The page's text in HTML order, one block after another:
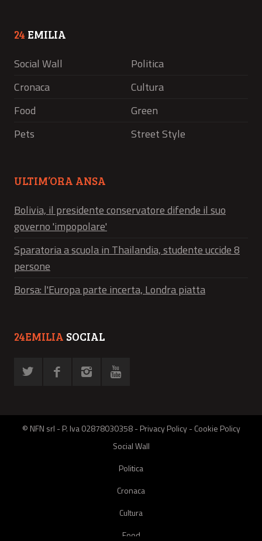
24 EMILIA
Social Wall
Politica
Cronaca
Cultura
Food
Green
Pets
Street Style
ULTIM’ORA ANSA
Bolivia, il presidente conservatore difende il suo
governo 'impopolare'
Sparatoria a scuola in Thailandia, studente uccide 8
persone
Borsa: l'Europa parte incerta, Londra piatta
24EMILIA SOCIAL
© NFN srl - P. Iva 02878030358 -Privacy Policy-Cookie Policy
Social Wall
Politica
Cronaca
Cultura
Food